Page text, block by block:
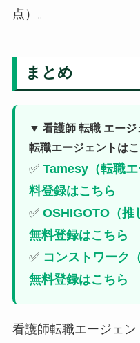
点）。
まとめ
▼ 看護師 転職 エージ
転職エージェントは
✅ Tamesy（転職
料登録はこちら
✅ OSHIGOTO（推
無料登録はこちら
✅ コンストワーク
無料登録はこちら
看護師転職エージェ